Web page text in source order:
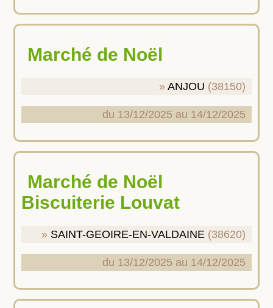
Marché de Noël
ANJOU (38150)
du 13/12/2025 au 14/12/2025
Marché de Noël
Biscuiterie Louvat
SAINT-GEOIRE-EN-VALDAINE (38620)
du 13/12/2025 au 14/12/2025